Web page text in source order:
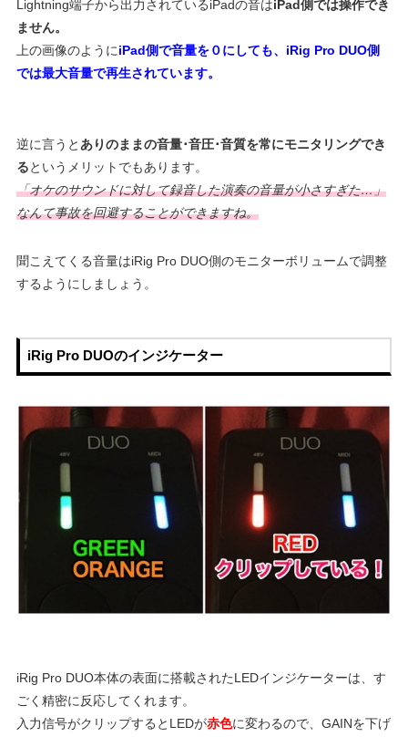
Lightning端子から出力されているiPadの音はiPad側では操作でき
ません。
上の画像のようにiPad側で音量を０にしても、iRig Pro DUO側
では最大音量で再生されています。
逆に言うと ありのままの音量･音圧･音質を常にモニタリングでき
るというメリットでもあります。
「オケのサウンドに対して録音した演奏の音量が小さすぎた…」
なんて事故を回避することができますね。
聞こえてくる音量はiRig Pro DUO側のモニターボリュームで調整
するようにしましょう。
iRig Pro DUOのインジケーター
iRig Pro DUO本体の表面に搭載されたLEDインジケーターは、す
ごく精密に反応してくれます。
入力信号がクリップするとLEDが赤色に変わるので、GAINを下げ